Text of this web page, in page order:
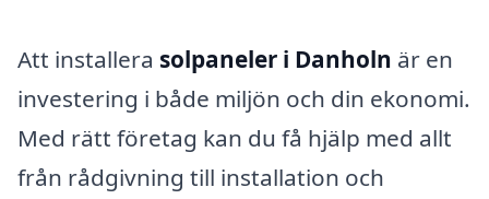
Att installera solpaneler i Danholn är en
investering i både miljön och din ekonomi.
Med rätt företag kan du få hjälp med allt
från rådgivning till installation och